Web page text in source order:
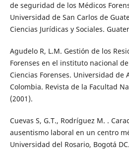
de seguridad de los Médicos
Universidad de San Carlos de
Ciencias Jurídicas y Sociales.
Agudelo R, L.M. Gestión de los
Forenses en el instituto nacional
Ciencias Forenses. Universidad de
Colombia. Revista de la Facultad
(2001).
Cuevas S, G.T., Rodríguez M. .
ausentismo laboral en un centro
Universidad del Rosario, Bogotá